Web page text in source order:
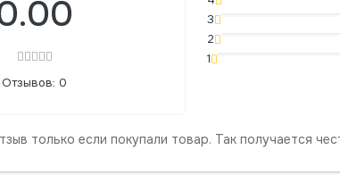
Отзывов: 0
3
2
1
только если покупали товар. Так получается